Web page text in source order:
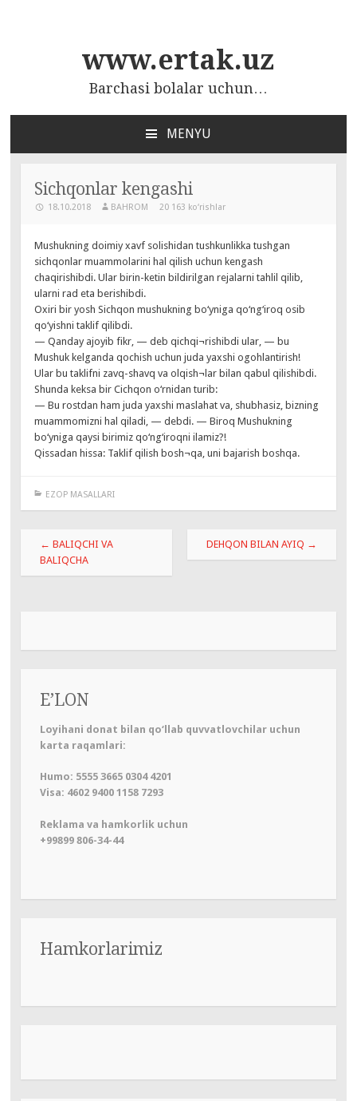
www.ertak.uz
Barchasi bolalar uchun…
MENYU
СОДЕРЖАНИЮ
Sichqonlar kengashi
18.10.2018 BAHROM 20 163 ko‘rishlar
Mushukning doimiy xavf solishidan tushkunlikka tushgan
sichqonlar muammolarini hal qilish uchun kengash
chaqirishibdi. Ular birin-ketin bildirilgan rejalarni tahlil qilib,
ularni rad eta berishibdi.
Oxiri bir yosh Sichqon mushukning bo‘yniga qo‘ng‘iroq osib
qo‘yishni taklif qilibdi.
— Qanday ajoyib fikr, — deb qichqi¬rishibdi ular, — bu
Mushuk kelganda qochish uchun juda yaxshi ogohlantirish!
Ular bu taklifni zavq-shavq va olqish¬lar bilan qabul qilishibdi.
Shunda keksa bir Cichqon o‘rnidan turib:
— Bu rostdan ham juda yaxshi maslahat va, shubhasiz, bizning
muammomizni hal qiladi, — debdi. — Biroq Mushukning
bo‘yniga qaysi birimiz qo‘ng‘iroqni ilamiz?!
Qissadan hissa: Taklif qilish bosh¬qa, uni bajarish boshqa.
EZOP MASALLARI
Навигация
← BALIQCHI VA
BALIQCHA
DEHQON BILAN AYIQ →
E’LON
Loyihani donat bilan qo‘llab quvvatlovchilar uchun
karta raqamlari:
Humo: 5555 3665 0304 4201
Visa: 4602 9400 1158 7293
Reklama va hamkorlik uchun
+99899 806-34-44
Hamkorlarimiz